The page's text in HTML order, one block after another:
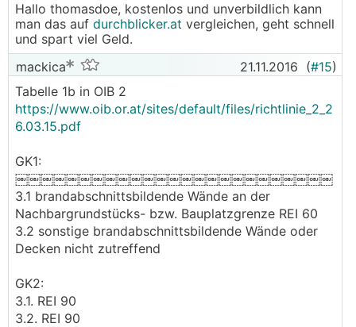
Hallo thomasdoe, kostenlos und unverbildlich kann
man das auf durchblicker.at vergleichen, geht schnell
und spart viel Geld.
mackica
21.11.2016 (#15)
Tabelle 1b in OIB 2
https://www.oib.or.at/sites/default/files/richtlinie_2_2
6.03.15.pdf
GK1:
￼￼￼￼￼￼￼￼￼￼￼￼￼￼￼￼￼￼￼￼￼￼￼￼￼
3.1 brandabschnittsbildende Wände an der
Nachbargrundstücks- bzw. Bauplatzgrenze REI 60
3.2 sonstige brandabschnittsbildende Wände oder
Decken nicht zutreffend
GK2:
3.1. REI 90
3.2. REI 90